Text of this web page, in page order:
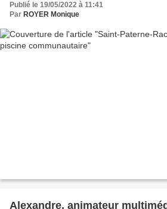
Publié le 19/05/2022 à 11:41
Par ROYER Monique
Alexandre, animateur